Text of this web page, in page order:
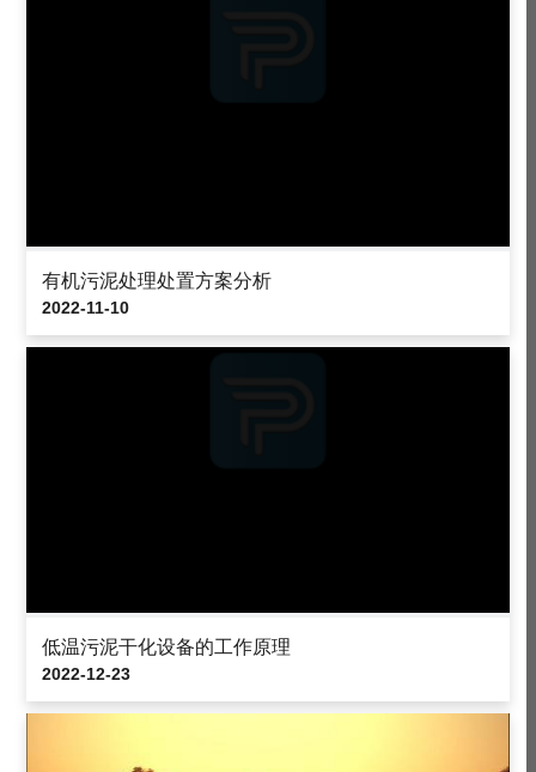
有机污泥处理处置方案分析
2022-11-10
低温污泥干化设备的工作原理
2022-12-23